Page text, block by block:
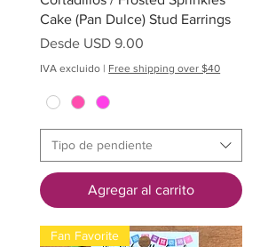
Cake (Pan Dulce) Stud Earrings
Desde USD 9.00
Precio de oferta
IVA excluido | Free shipping over $40
Tipo de pendiente
Agregar al carrito
Fan Favorite